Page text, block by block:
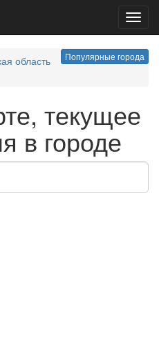
Популярные города
область
текущее
в городе